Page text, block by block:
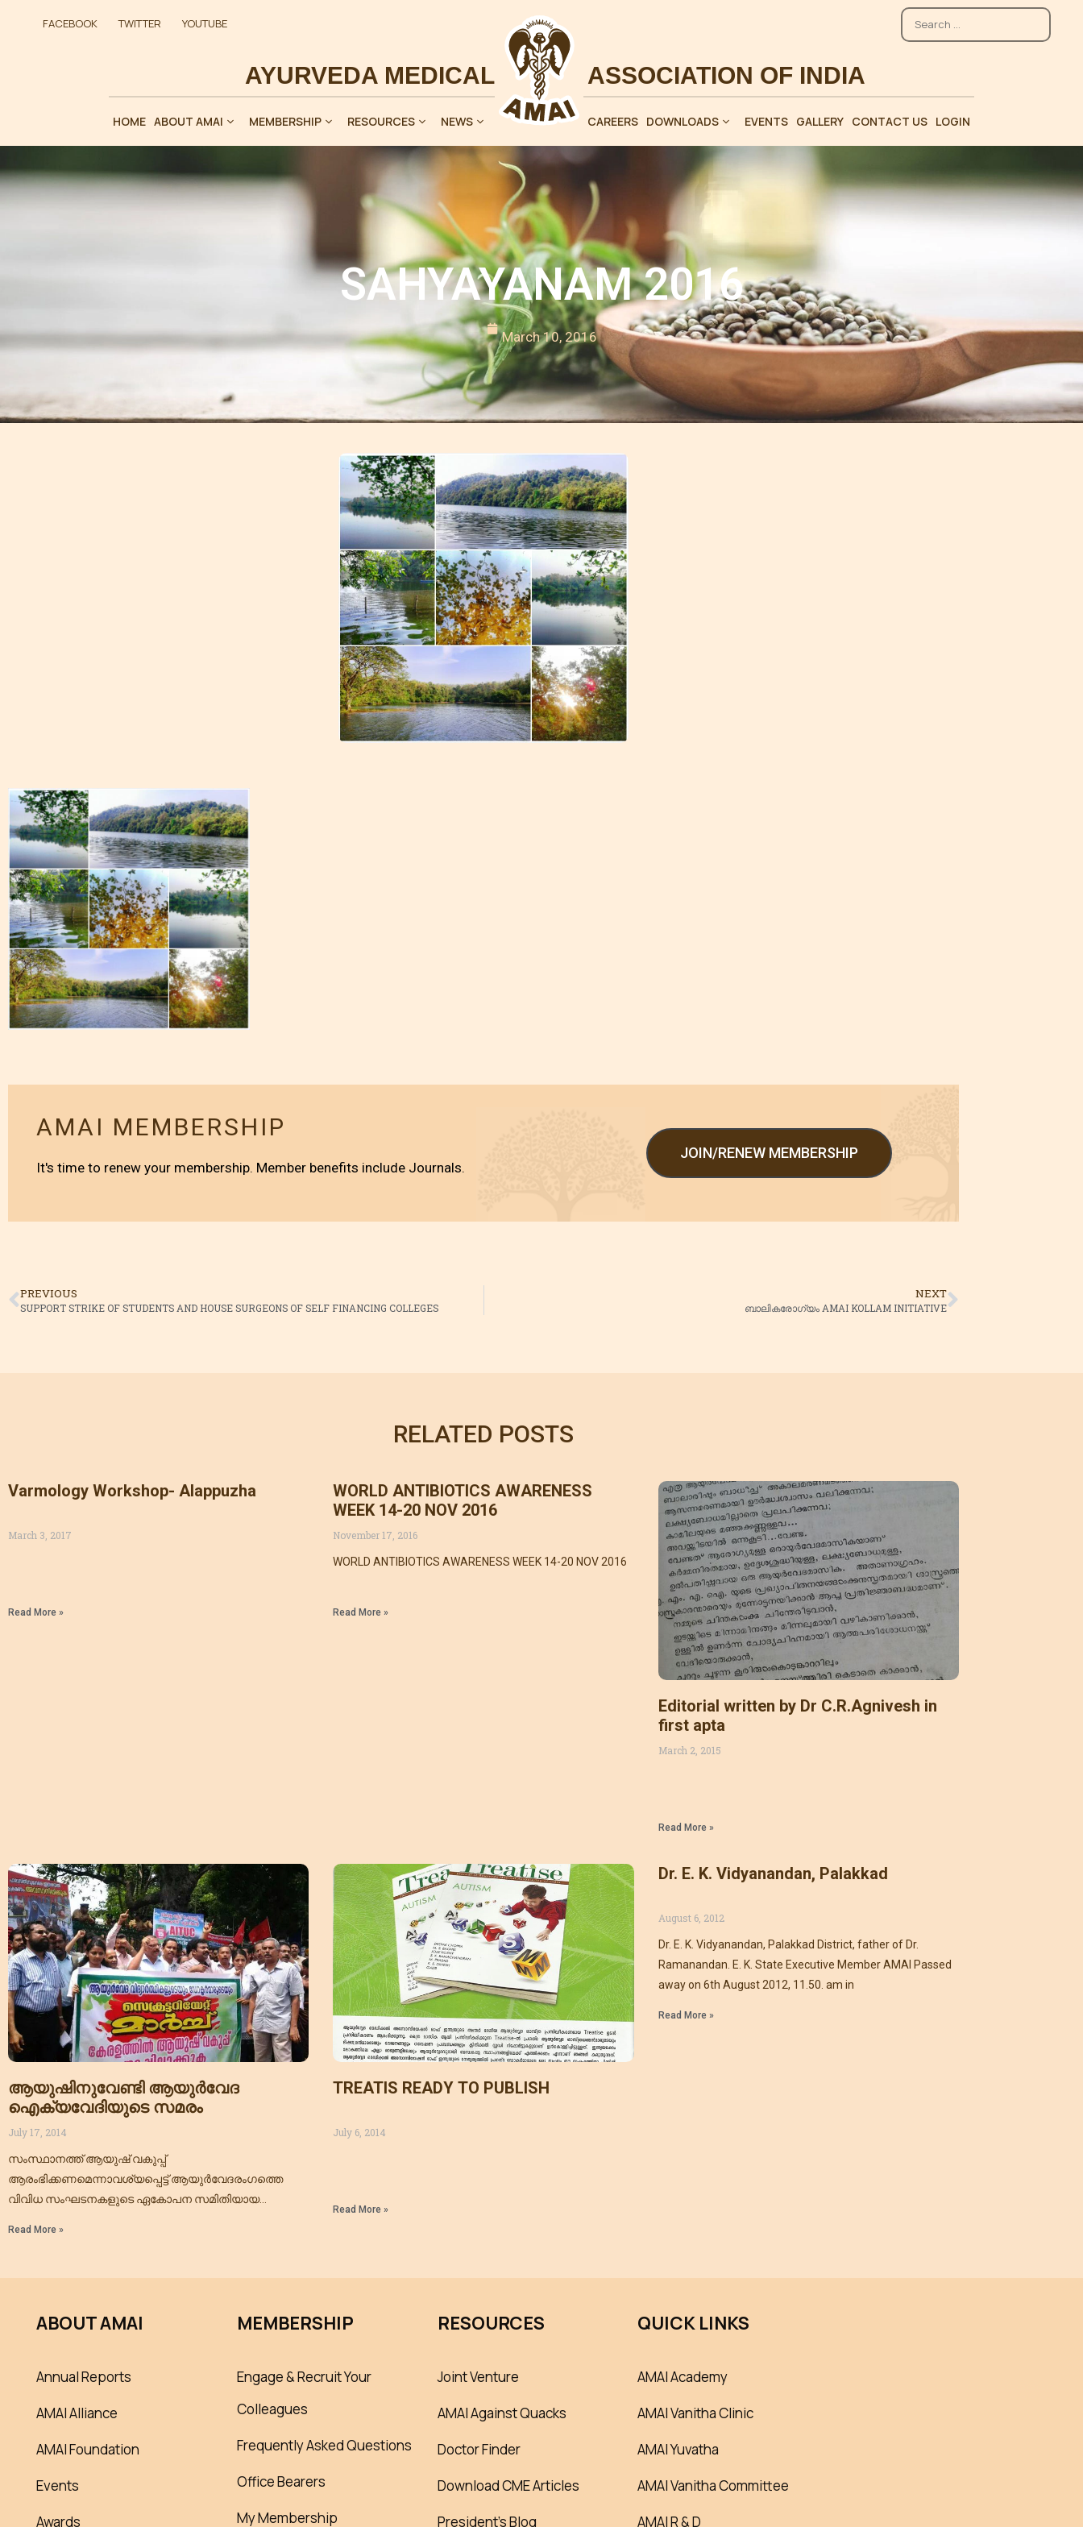
FACEBOOK TWITTER YOUTUBE
HOME ABOUT AMAI MEMBERSHIP RESOURCES NEWS CAREERS DOWNLOADS EVENTS GALLERY CONTACT US LOGIN
SAHYAYANAM 2016
March 10, 2016
AMAI MEMBERSHIP
It's time to renew your membership. Member benefits include Journals.
JOIN/RENEW MEMBERSHIP
PREVIOUS
SUPPORT STRIKE OF STUDENTS AND HOUSE SURGEONS OF SELF FINANCING COLLEGES
NEXT
ബാലികരോഗ്യം AMAI KOLLAM INITIATIVE
RELATED POSTS
Varmology Workshop- Alappuzha
March 3, 2017
Read More »
WORLD ANTIBIOTICS AWARENESS
WEEK 14-20 NOV 2016
November 17, 2016
WORLD ANTIBIOTICS AWARENESS WEEK 14-20 NOV 2016
Read More »
Editorial written by Dr C.R.Agnivesh in
first apta
March 2, 2015
Read More »
ആയുഷിനുവേണ്ടി ആയുര്‍വേദ
ഐക്യവേദിയുടെ സമരം
July 17, 2014
സംസ്ഥാനത്ത് ആയുഷ് വകുപ്പ്
ആരംഭിക്കണമെന്നാവശ്യപ്പെട്ട് ആയുര്‍വേദരംഗത്തെ
വിവിധ സംഘടനകളുടെ ഏകോപന സമിതിയായ
വരണമെന്ന നിലപാടിലാണ് സര്‍ക്കാരെന്ന്
Read More »
TREATIS READY TO PUBLISH
July 6, 2014
Read More »
Dr. E. K. Vidyanandan, Palakkad
August 6, 2012
Dr. E. K. Vidyanandan, Palakkad District, father of Dr.
Ramanandan. E. K. State Executive Member AMAI Passed
away on 6th August 2012, 11.50. am in
Read More »
ABOUT AMAI
Annual Reports
AMAI Alliance
AMAI Foundation
Events
Awards
MEMBERSHIP
Engage & Recruit Your
Colleagues
Frequently Asked Questions
Office Bearers
My Membership
RESOURCES
Joint Venture
AMAI Against Quacks
Doctor Finder
Download CME Articles
President’s Blog
QUICK LINKS
AMAI Academy
AMAI Vanitha Clinic
AMAI Yuvatha
AMAI Vanitha Committee
AMAI R & D